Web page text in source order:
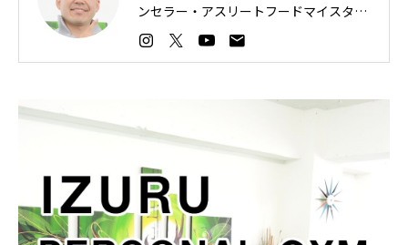
ンセラー・アスリートフードマイスタ
ー。カラダとココロの悩みを“根本改
善”する。3ヶ月-11.3cm脚やせ、9ヶ
ロ野球選手・モデルなどの指導経歴。